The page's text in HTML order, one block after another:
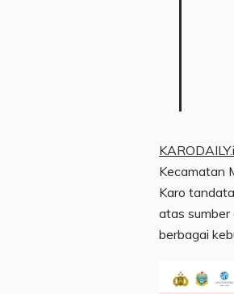
Kecamatan
Karo
atas sumber
berbagai